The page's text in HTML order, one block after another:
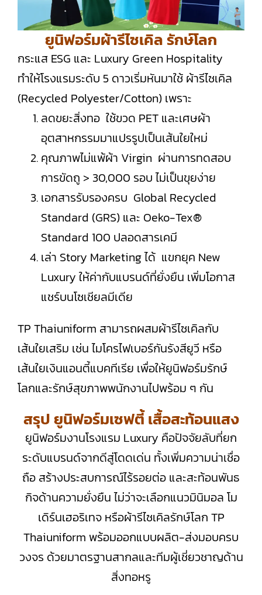
ยูนิฟอร์มผ้ารีไซเคิล รักษ์โลก
กระแส ESG และ Luxury Green Hospitality
ทำให้โรงแรมระดับ 5 ดาวเริ่มหันมาใช้ ผ้ารีไซเคิล
(Recycled Polyester/Cotton) เพราะ
ลดขยะสิ่งทอ ใช้ขวด PET และเศษผ้า
อุตสาหกรรมมาแปรรูปเป็นเส้นใยใหม่
คุณภาพไม่แพ้ผ้า Virgin ผ่านการทดสอบ
การขัดถู > 30,000 รอบ ไม่เป็นขุยง่าย
เอกสารรับรองครบ Global Recycled
Standard (GRS) และ Oeko-Tex®
Standard 100 ปลอดสารเคมี
เล่า Story Marketing ได้ แขกยุค New
Luxury ให้ค่ากับแบรนด์ที่ยั่งยืน เพิ่มโอกาส
แชร์บนโซเชียลมีเดีย
TP Thaiuniform สามารถผสมผ้ารีไซเคิลกับ
เส้นใยเสริม เช่น ไมโครไฟเบอร์กันรังสียูวี หรือ
เส้นใยเงินแอนตี้แบคทีเรีย เพื่อให้ยูนิฟอร์มรักษ์
โลกและรักษ์สุขภาพพนักงานไปพร้อม ๆ กัน
สรุป ยูนิฟอร์มเซฟตี้ เสื้อสะท้อนแสง
ยูนิฟอร์มงานโรงแรม Luxury คือปัจจัยลับที่ยก
ระดับแบรนด์จากดีสู่โดดเด่น ทั้งเพิ่มความน่าเชื่อ
ถือ สร้างประสบการณ์ไร้รอยต่อ และสะท้อนพันธ
กิจด้านความยั่งยืน ไม่ว่าจะเลือกแนวมินิมอล โม
เดิร์นเฮอริเทจ หรือผ้ารีไซเคิลรักษ์โลก TP
Thaiuniform พร้อมออกแบบผลิต-ส่งมอบครบ
วงจร ด้วยมาตรฐานสากลและทีมผู้เชี่ยวชาญด้าน
สิ่งทอหรู